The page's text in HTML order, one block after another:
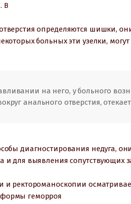
В
определяются шишки,
больных эти узелки,
на него, у больного
анального отверстия,
диагностирования недуга,
и для выявления сопутствующих
и ректороманоскопии
геморроя